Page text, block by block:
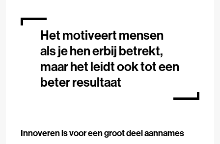
Het motiveert mensen
als je hen erbij betrekt,
maar het leidt ook tot een
beter resultaat
Innoveren is voor een groot deel aannames